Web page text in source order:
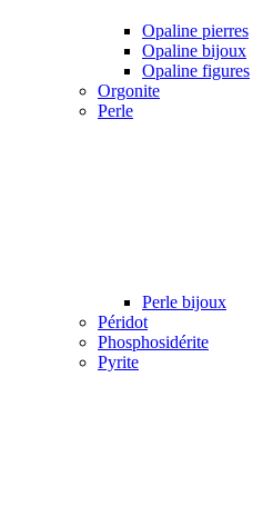
Opaline pierres
Opaline bijoux
Opaline figures
Orgonite
Perle
Perle bijoux
Péridot
Phosphosidérite
Pyrite